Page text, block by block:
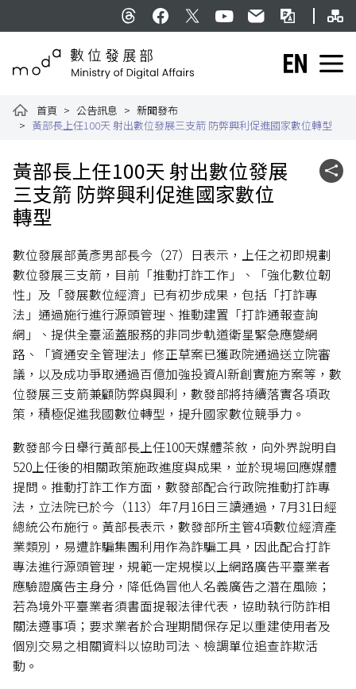
English
首頁 公告訊息
新聞發布
黃部長上任100天 射出數位發展三支箭 防弊興利促進國家數位轉型
黃部長上任100天 射出數位發展
三支箭 防弊興利促進國家數位
轉型
社群
數位發展部黃彥男部長今（27）日表示，上任之初即規劃
數位發展三支箭，目前「推動打詐工作」、「強化數位韌
性」及「發展數位經濟」已有初步成果，包括「打詐專
法」通過施行進行源頭管理、推動建置「打詐通報查詢
網」、提供全臺涵蓋服務的非同步軌道衛星緊急應變網
路、「資通安全管理法」修正草案已獲政院通過送立院審
議，以及成功爭取通過百億加強投資AI新創實施方案等，數
位發展三支箭兼顧防弊與興利，數發部將持續落實各項政
策，積極促進我國數位轉型，提升國家數位競爭力。
數發部今日舉行黃部長上任100天媒體茶敘，向外界說明自
520上任後的相關政策施政進度與成果，並於現場回應媒體
提問。推動打詐工作方面，數發部配合行政院推動打詐專
法，立法院已於今（113）年7月16日三讀通過，7月31日經
總統公布施行。黃部長表示，數發部所主管4項數位經濟產
業類別，易遭詐騙集團利用作為詐騙工具，因此配合打詐
專法進行源頭管理，規範一定規模以上網路廣告平臺業者
應驗證廣告主身分，降低偽冒他人名義廣告之潛在風險；
若為境外平臺業者須書面提報法律代表，協助執行防詐相
關法遵事項；要求業者於合理期間保存足以重建使用者及
個別交易之相關資料以協助司法、檢調單位追查詐欺活
動。